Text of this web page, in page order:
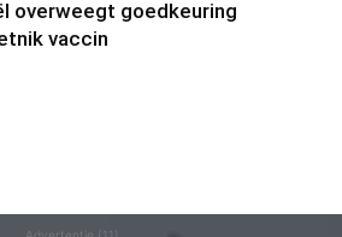
overweegt goedkeuring
vaccin